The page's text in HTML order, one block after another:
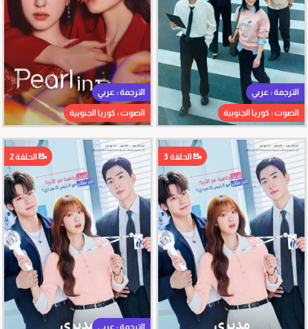
الترجمة : عربي
الصوت : كوريا الجنوبية
الترجمة : عربي
الصوت : كوريا الجنوبية
الحلقة 3
الترجمة : عربي
الحلقة 2